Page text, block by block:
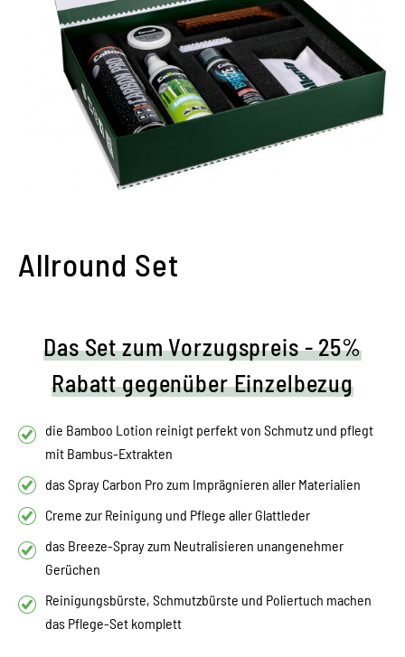
Allround Set
Das Set zum Vorzugspreis - 25%
Rabatt gegenüber Einzelbezug
die Bamboo Lotion reinigt perfekt von Schmutz und pflegt
mit Bambus-Extrakten
das Spray Carbon Pro zum Imprägnieren aller Materialien
Creme zur Reinigung und Pflege aller Glattleder
das Breeze-Spray zum Neutralisieren unangenehmer
Gerüchen
Reinigungsbürste, Schmutzbürste und Poliertuch machen
das Pflege-Set komplett